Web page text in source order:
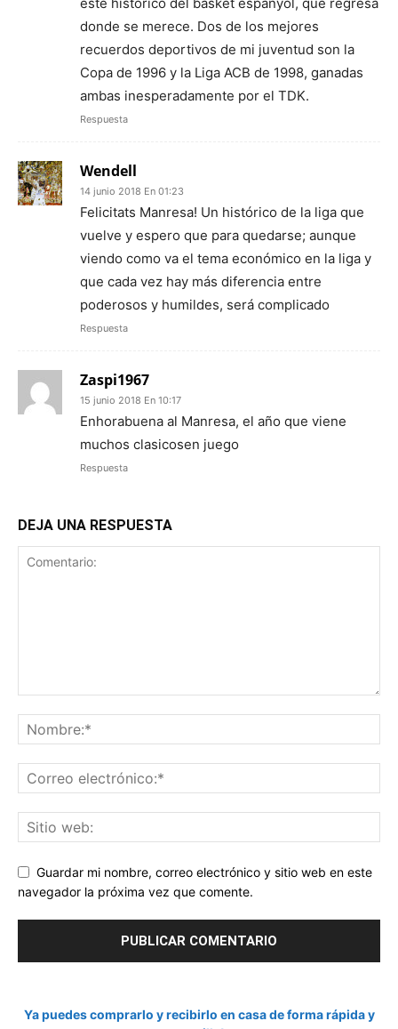
donde se merece. Dos de los mejores
recuerdos deportivos de mi juventud son la
Copa de 1996 y la Liga ACB de 1998, ganadas
ambas inesperadamente por el TDK.
Respuesta
Wendell
14 junio 2018 En 01:23
Felicitats Manresa! Un histórico de la liga que
vuelve y espero que para quedarse; aunque
viendo como va el tema económico en la liga y
que cada vez hay más diferencia entre
poderosos y humildes, será complicado
Respuesta
Zaspi1967
15 junio 2018 En 10:17
Enhorabuena al Manresa, el año que viene
muchos clasicosen juego
Respuesta
DEJA UNA RESPUESTA
Guardar mi nombre, correo electrónico y sitio web en este
navegador la próxima vez que comente.
Ya puedes comprarlo y recibirlo en casa de forma rápida y